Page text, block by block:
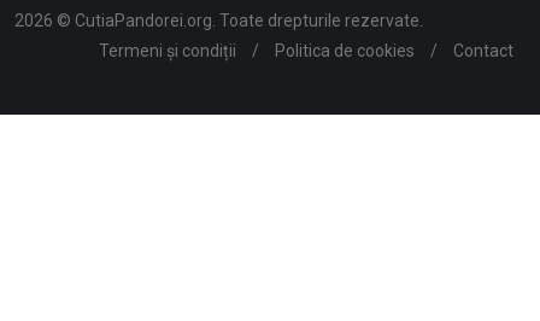
2026 © CutiaPandorei.org. Toate drepturile rezervate.
Termeni și condiții
/ Politica de cookies / Contact